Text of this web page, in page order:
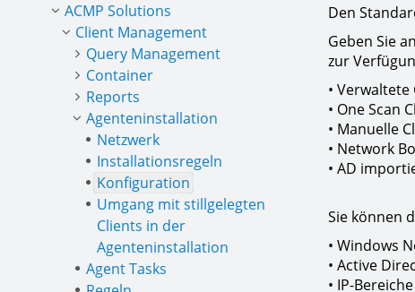
Den
Geben Sie
zur
• Verwaltete
• One Scan
• Manuelle
• Network
• AD
Sie können
• Windows
• Active
• IP-
ACMP Solutions
Client Management
Query Management
Container
Reports
Agenteninstallation
Netzwerk
Installationsregeln
Konfiguration
Umgang mit stillgelegten
Clients in der
Agenteninstallation
Agent Tasks